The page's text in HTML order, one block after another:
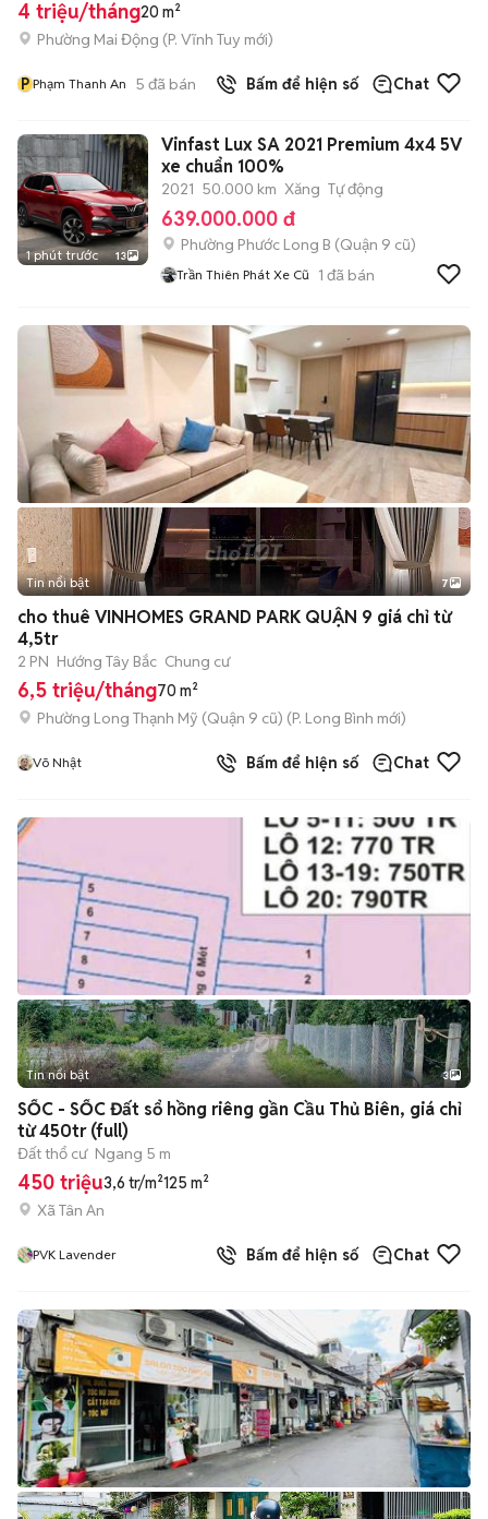
4 triệu/tháng20 m²
Phường Mai Động (P. Vĩnh Tuy mới)
P Phạm Thanh An 5 đã bán Bấm để hiện số Chat
1 phút trước 13
Vinfast Lux SA 2021 Premium 4x4 5V
xe chuẩn 100%
2021 50.000 km Xăng Tự động
639.000.000 đ
Phường Phước Long B (Quận 9 cũ)
Trần Thiên Phát Xe Cũ 1 đã bán
+2
Tin nổi bật 7
cho thuê VINHOMES GRAND PARK QUẬN 9 giá chỉ từ
4,5tr
2 PN Hướng Tây Bắc Chung cư
6,5 triệu/tháng70 m²
Phường Long Thạnh Mỹ (Quận 9 cũ) (P. Long Bình mới)
Võ Nhật Bấm để hiện số Chat
Tin nổi bật 3
SỐC - SỐC Đất sổ hồng riêng gần Cầu Thủ Biên, giá chỉ
từ 450tr (full)
Đất thổ cư Ngang 5 m
450 triệu3,6 tr/m²125 m²
Xã Tân An
PVK Lavender Bấm để hiện số Chat